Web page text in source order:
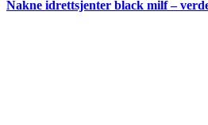
Nakne idrettsjenter black milf –